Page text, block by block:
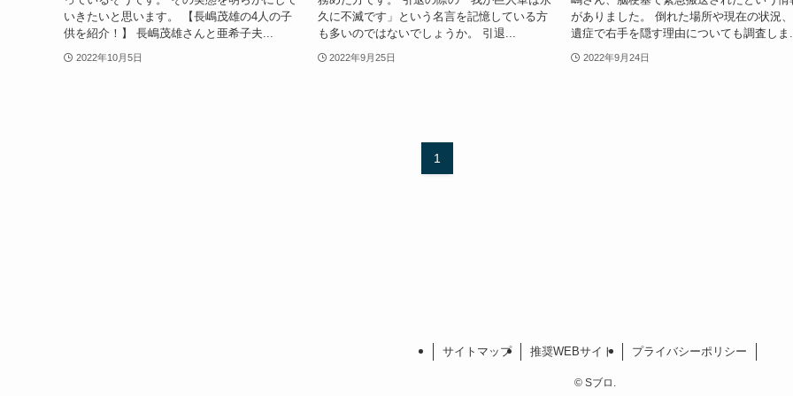
いきたいと思います。 【長嶋茂雄の4人の子
供を紹介！】 長嶋茂雄さんと亜希子夫...
2022年10月5日
久に不滅です」という名言を記憶している方
も多いのではないでしょうか。 引退...
2022年9月25日
がありました。 倒れた場所や現在の状況
遺症で右手を隠す理由についても調査しま
2022年9月24日
1
サイトマップ 推奨WEBサイト プライバシーポリシー
©Sブロ.